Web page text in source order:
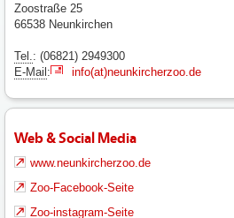
Zoostraße 25
66538 Neunkirchen
Tel. : (06821) 2949300
E-Mail: info(at)neunkircherzoo.de
Web & Social Media
www.neunkircherzoo.de
Zoo-Facebook-Seite
Zoo-instagram-Seite